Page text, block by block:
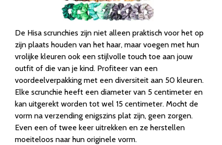
De Hisa scrunchies zijn niet alleen praktisch voor het op
zijn plaats houden van het haar, maar voegen met hun
vrolijke kleuren ook een stijlvolle touch toe aan jouw
outfit of die van je kind. Profiteer van een
voordeelverpakking met een diversiteit aan 50 kleuren.
Elke scrunchie heeft een diameter van 5 centimeter en
kan uitgerekt worden tot wel 15 centimeter. Mocht de
vorm na verzending enigszins plat zijn, geen zorgen.
Even een of twee keer uitrekken en ze herstellen
moeiteloos naar hun originele vorm.